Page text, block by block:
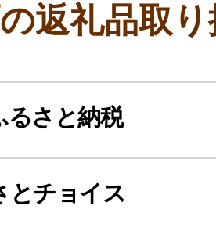
返礼品取
るさと納税
とチョイス